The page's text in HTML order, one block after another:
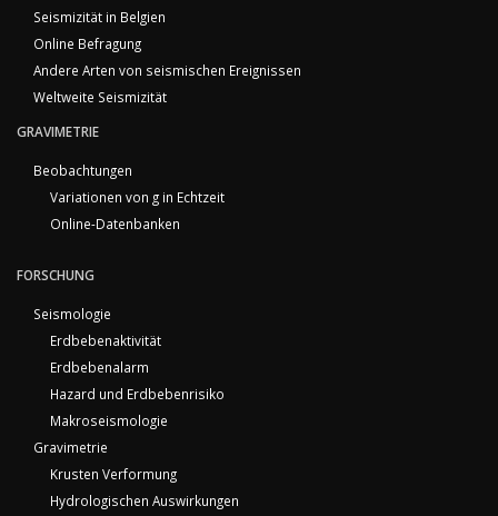
Seismizität in Belgien
Online Befragung
Andere Arten von seismischen Ereignissen
Weltweite Seismizität
GRAVIMETRIE
Beobachtungen
Variationen von g in Echtzeit
Online-Datenbanken
FORSCHUNG
Seismologie
Erdbebenaktivität
Erdbebenalarm
Hazard und Erdbebenrisiko
Makroseismologie
Gravimetrie
Krusten Verformung
Hydrologischen Auswirkungen